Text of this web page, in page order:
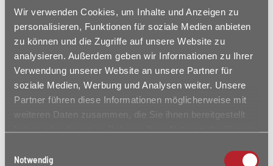
Wir verwenden Cookies, um Inhalte und Anzeigen zu
personalisieren, Funktionen für soziale Medien anbieten
zu können und die Zugriffe auf unsere Website zu
analysieren. Außerdem geben wir Informationen zu Ihrer
Verwendung unserer Website an unsere Partner für
soziale Medien, Werbung und Analysen weiter. Unsere
Partner führen diese Informationen möglicherweise mit
weiteren Daten zusammen, die Sie ihnen bereitgestellt
Notwendig